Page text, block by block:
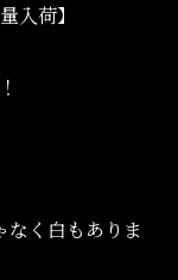
入荷】
なく白もありま